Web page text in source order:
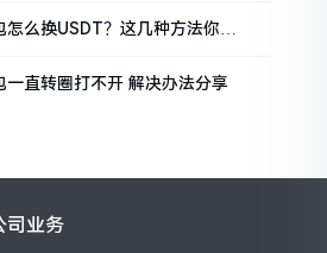
么换USDT？这几种方法你得
直转圈打不开 解决办法分享
司业务